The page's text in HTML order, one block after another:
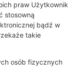
praw Użytkownik
stosowną
bądź w
takie
osób fizycznych